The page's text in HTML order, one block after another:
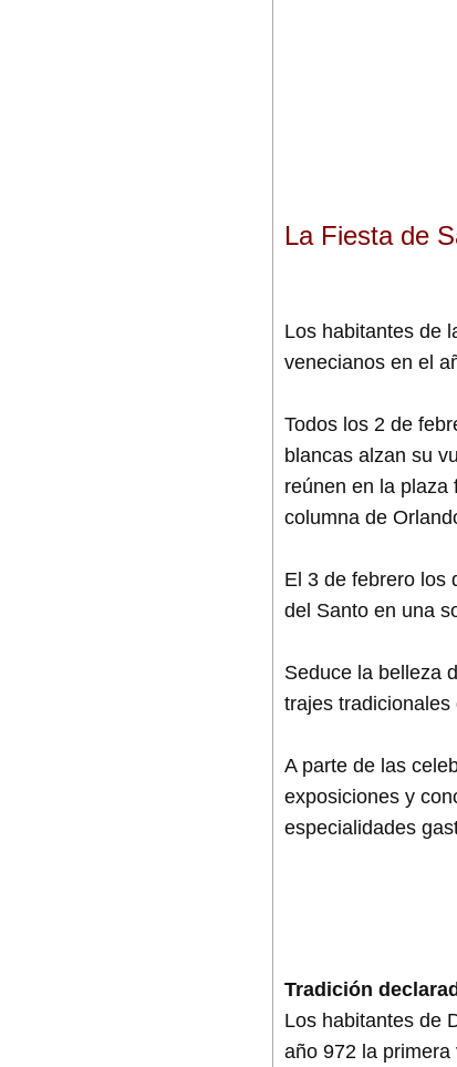
La Fiesta de
Los habitantes de
venecianos en el
Todos los 2 de
blancas alzan su
reúnen en la plaza
columna de
El 3 de febrero los
del Santo en una
Seduce la belleza
trajes
A parte de las
exposiciones y
especialidades
Tradición
Los habitantes de
año 972 la